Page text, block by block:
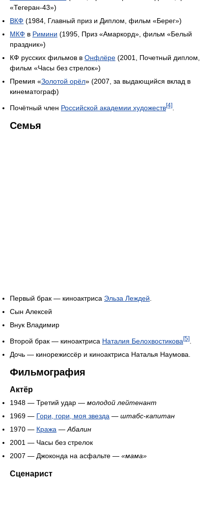
«Тегеран-43»)
ВКФ (1984, Главный приз и Диплом, фильм «Берег»)
МКФ в Римини (1995, Приз «Амаркорд», фильм «Белый
праздник»)
КФ русских фильмов в Онфлёре (2001, Почетный диплом,
фильм «Часы без стрелок»)
Премия «Золотой орёл» (2007, за выдающийся вклад в
кинематограф)
Почётный член Российской академии художеств[4]
Семья
Первый брак — киноактриса Эльза Леждей
Сын Алексей
Внук Владимир
Второй брак — киноактриса Наталия Белохвостикова[5]
Дочь — кинорежиссёр и киноактриса Наталья Наумова.
Фильмография
Актёр
1948 — Третий удар — молодой лейтенант
1969 — Гори, гори, моя звезда — штабс-капитан
1970 — Кража — Абалин
2001 — Часы без стрелок
2007 — Джоконда на асфальте — «мама»
Сценарист